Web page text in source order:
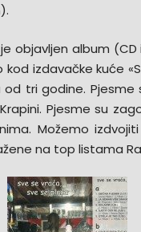
objavljen album
izdavačke kuće
od tri godine. Pjesme
Krapini. Pjesme su
Možemo
na top listama